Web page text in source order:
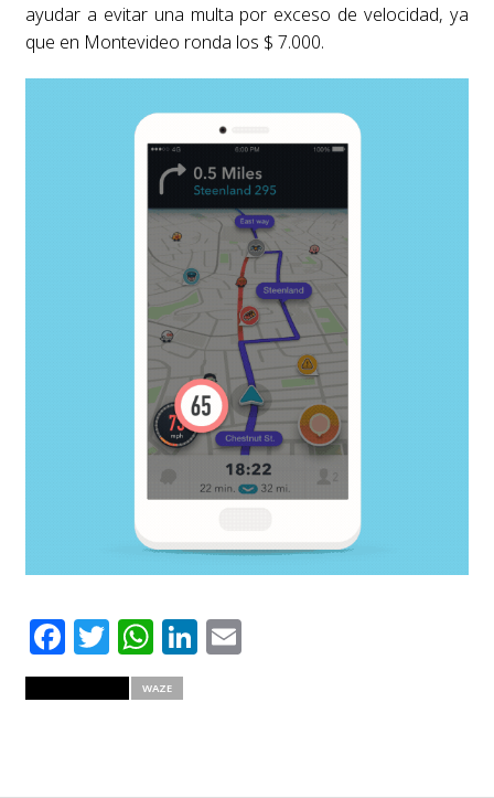
ayudar a evitar una multa por exceso de velocidad, ya
que en Montevideo ronda los $ 7.000.
Facebook
Twitter
WhatsApp
LinkedIn
Email
WAZE